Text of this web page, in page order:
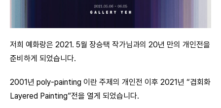
저희 예화랑은 2021. 5월 장승택 작가님과의 20년 만의 개인전을
준비하게 되었습니다.
2001년 poly-painting 이란 주제의 개인전 이후 2021년 “겹회화
Layered Painting”전을 열게 되었습니다.